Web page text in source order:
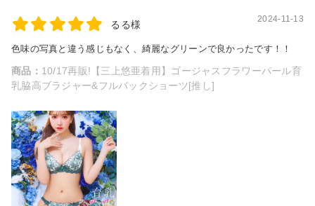
るる様 2024-11-13
色味の写真と違う感じもなく、綺麗なグリーンで良かったです！！
商品： 10/17再販!【三上悠亜着用】ゴージャスフラワーパール育
乳脇高ブラジャー&フルバックショーツ[推し]